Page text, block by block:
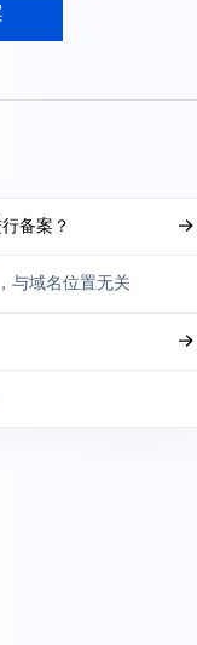
备案？
与域名位置无关